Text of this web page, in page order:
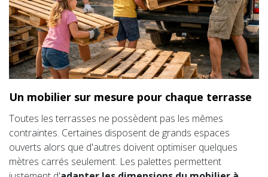
Un mobilier sur mesure pour chaque terrasse
Toutes les terrasses ne possèdent pas les mêmes
contraintes. Certaines disposent de grands espaces
ouverts alors que d'autres doivent optimiser quelques
mètres carrés seulement. Les palettes permettent